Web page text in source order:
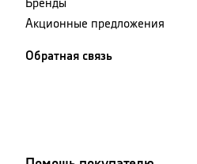
Бренды
Акционные предложения
Обратная связь